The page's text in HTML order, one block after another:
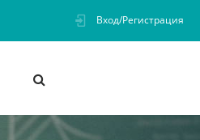
Вход/Регистрация